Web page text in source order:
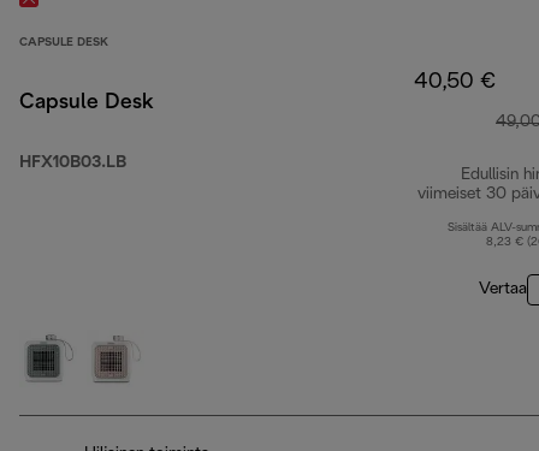
CAPSULE DESK
Capsule Desk
HFX10B03.LB
40,50 €
Edullisin
viimeiset 30
Sisältää ALV-
8,23 €
Vertaa